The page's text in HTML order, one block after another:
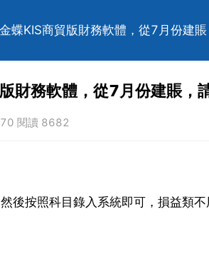
蝶KIS商貿版財務軟體，從7月份建
財務軟體，從7月份建賬，
閱讀 8682
後按照科目錄入系統即可，損益類